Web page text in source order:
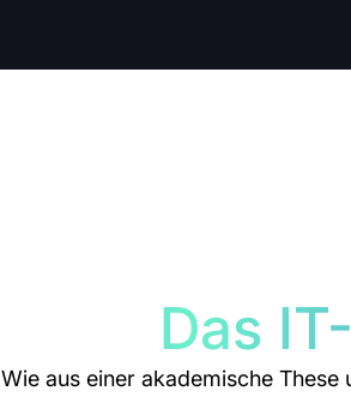
Das
Wie aus einer akademische